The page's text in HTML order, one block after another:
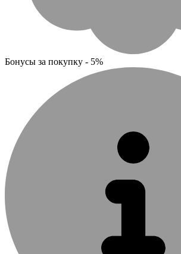
Бонусы за покупку - 5%